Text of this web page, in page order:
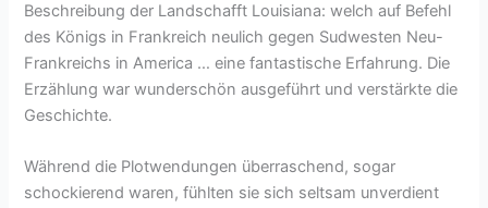
Beschreibung der Landschafft Louisiana: welch auf Befehl
des Königs in Frankreich neulich gegen Sudwesten Neu-
Frankreichs in America … eine fantastische Erfahrung. Die
Erzählung war wunderschön ausgeführt und verstärkte die
Geschichte.
Während die Plotwendungen überraschend, sogar
schockierend waren, fühlten sie sich seltsam unverdient